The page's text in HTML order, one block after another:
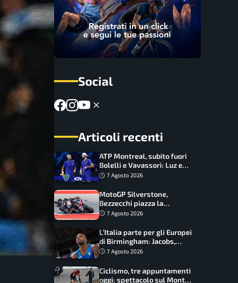
Social
Articoli recenti
ATP Montreal, subito fuori
Bolelli e Vavassori: Luz e
Matos fermano gli azzurri
7 Agosto 2026
MotoGP Silverstone,
Bezzecchi piazza la
zampata: Aprilia domina,
7 Agosto 2026
L’Italia parte per gli Europei
di Birmingham: Jacobs,
Tamberi e Battocletti
record
7 Agosto 2026
Ciclismo, tre appuntamenti
oggi: spettacolo sul Mont